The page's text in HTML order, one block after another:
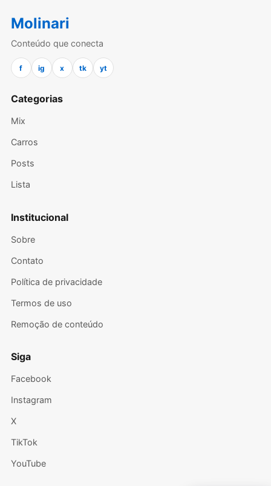
Molinari
Conteúdo que conecta
f ig x tk yt
Categorias
Mix
Carros
Posts
Lista
Institucional
Sobre
Contato
Política de privacidade
Termos de uso
Remoção de conteúdo
Siga
Facebook
Instagram
X
TikTok
YouTube